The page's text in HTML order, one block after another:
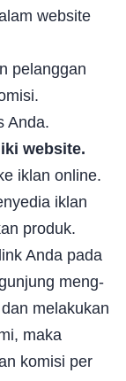
website
pelanggan
Anda.
website.
iklan online.
iklan
produk.
Anda pada
meng-
melakukan
maka
komisi per